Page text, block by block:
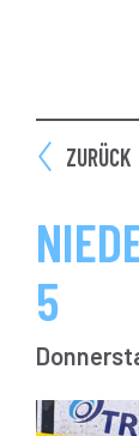
ZURÜCK
5